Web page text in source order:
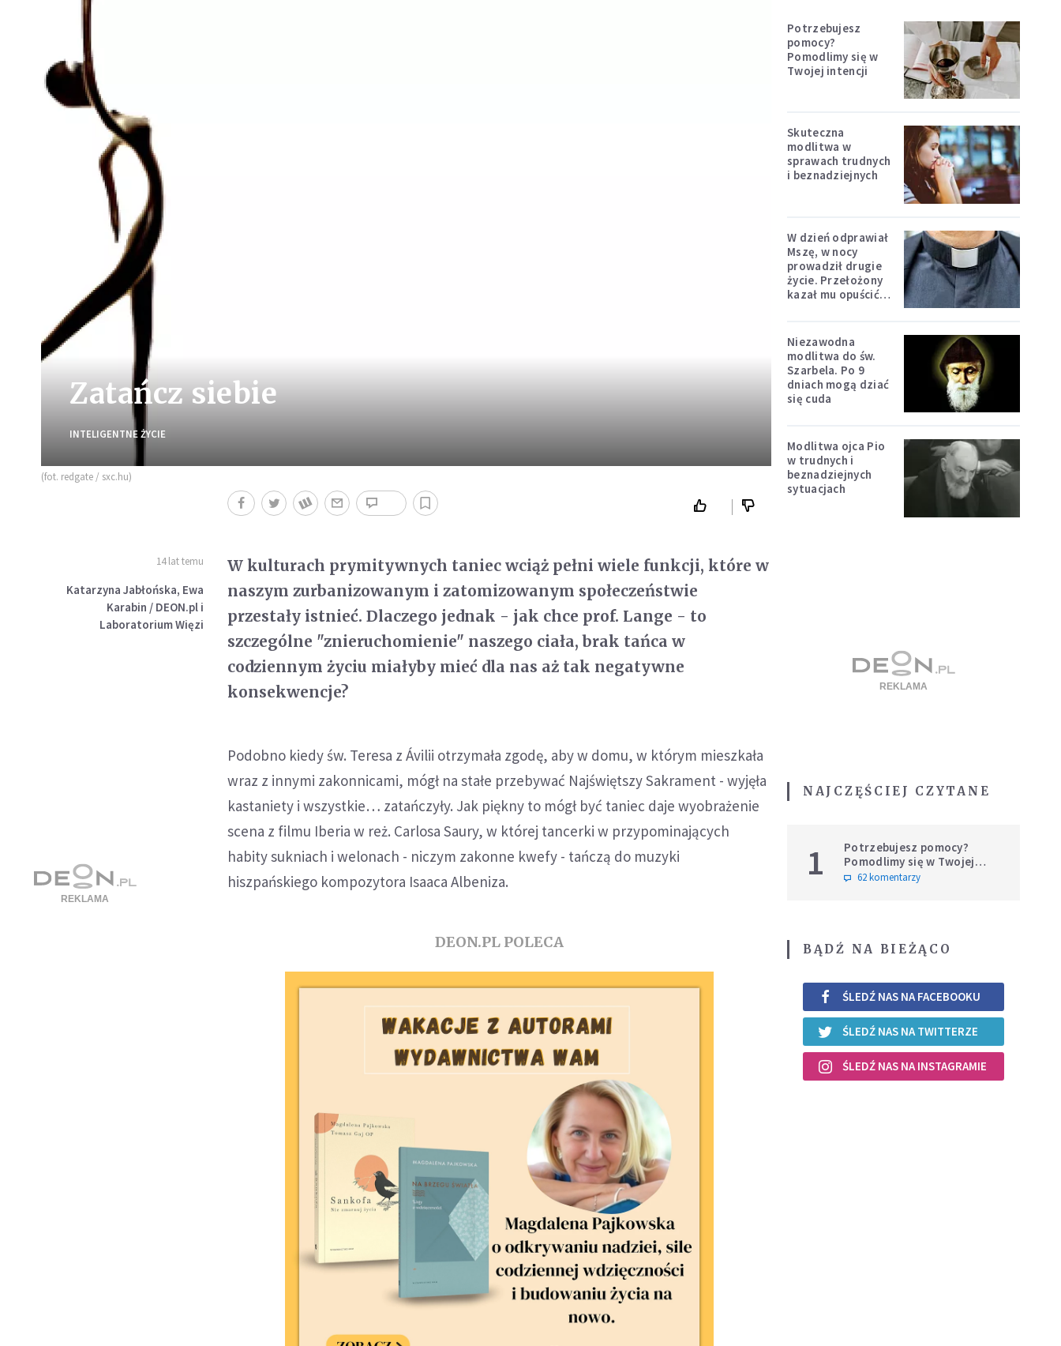
Zatańcz siebie
INTELIGENTNE ŻYCIE
(fot. redgate / sxc.hu)
14 lat temu
Katarzyna Jabłońska, Ewa
Karabin / DEON.pl i
Laboratorium Więzi
W kulturach prymitywnych taniec wciąż pełni wiele funkcji, które w
naszym zurbanizowanym i zatomizowanym społeczeństwie
przestały istnieć. Dlaczego jednak - jak chce prof. Lange - to
szczególne "znieruchomienie" naszego ciała, brak tańca w
codziennym życiu miałyby mieć dla nas aż tak negatywne
konsekwencje?
Podobno kiedy św. Teresa z Ávilii otrzymała zgodę, aby w domu, w którym mieszkała
wraz z innymi zakonnicami, mógł na stałe przebywać Najświętszy Sakrament - wyjęła
kastaniety i wszystkie… zatańczyły. Jak piękny to mógł być taniec daje wyobrażenie
scena z filmu Iberia w reż. Carlosa Saury, w której tancerki w przypominających
habity sukniach i welonach - niczym zakonne kwefy - tańczą do muzyki
hiszpańskiego kompozytora Isaaca Albeniza.
DEON.PL POLECA
Potrzebujesz
pomocy?
Pomodlimy się w
Twojej intencji
Skuteczna
modlitwa w
sprawach trudnych
i beznadziejnych
W dzień odprawiał
Mszę, w nocy
prowadził drugie
życie. Przełożony
kazał mu opuścić
Niezawodna
modlitwa do św.
Szarbela. Po 9
dniach mogą dziać
się cuda
Modlitwa ojca Pio
w trudnych i
beznadziejnych
sytuacjach
NAJCZĘŚCIEJ CZYTANE
1
Potrzebujesz pomocy?
Pomodlimy się w Twojej
intencji
62 komentarzy
BĄDŹ NA BIEŻĄCO
ŚLEDŹ NAS NA FACEBOOKU
ŚLEDŹ NAS NA TWITTERZE
ŚLEDŹ NAS NA INSTAGRAMIE